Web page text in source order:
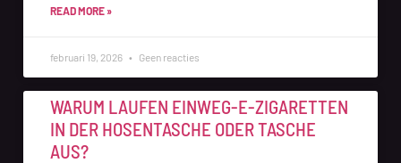
READ MORE »
februari 19, 2026 Geen reacties
WARUM LAUFEN EINWEG-E-ZIGARETTEN
IN DER HOSENTASCHE ODER TASCHE
AUS?